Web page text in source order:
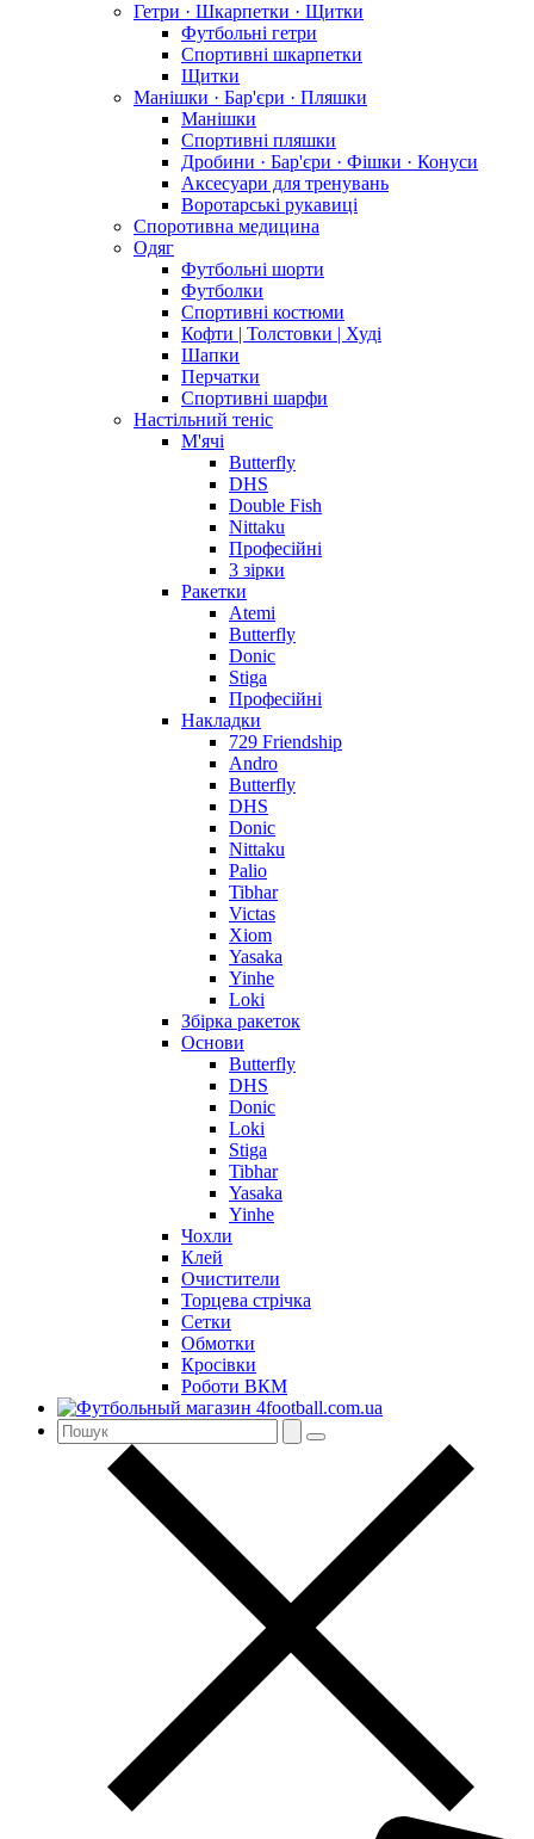
Гетри · Шкарпетки · Щитки
Футбольні гетри
Спортивні шкарпетки
Щитки
Манішки · Бар'єри · Пляшки
Манішки
Спортивні пляшки
Дробини · Бар'єри · Фішки · Конуси
Аксесуари для тренувань
Воротарські рукавиці
Споротивна медицина
Одяг
Футбольні шорти
Футболки
Спортивні костюми
Кофти | Толстовки | Худі
Шапки
Перчатки
Спортивні шарфи
Настільний теніс
М'ячі
Butterfly
DHS
Double Fish
Nittaku
Професійні
3 зірки
Ракетки
Atemi
Butterfly
Donic
Stiga
Професійні
Накладки
729 Friendship
Andro
Butterfly
DHS
Donic
Nittaku
Palio
Tibhar
Victas
Xiom
Yasaka
Yinhe
Loki
Збірка ракеток
Основи
Butterfly
DHS
Donic
Loki
Stiga
Tibhar
Yasaka
Yinhe
Чохли
Клей
Очистители
Торцева стрічка
Сетки
Обмотки
Кросівки
Роботи ВКМ